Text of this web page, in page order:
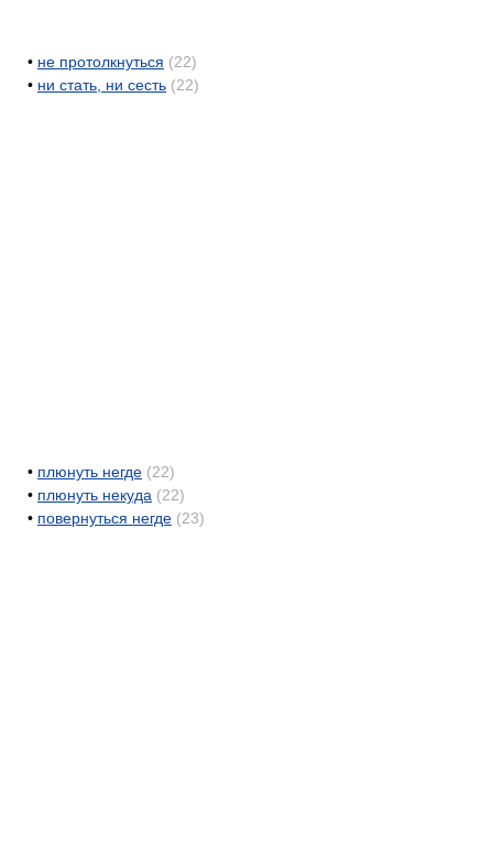
• не протолкнуться (22)
• ни стать, ни сесть (22)
• плюнуть негде (22)
• плюнуть некуда (22)
• повернуться негде (23)